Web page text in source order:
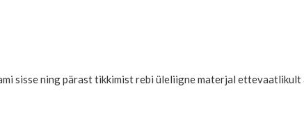
sisse ning pärast tikkimist rebi üleliigne materjal ettevaatlikult